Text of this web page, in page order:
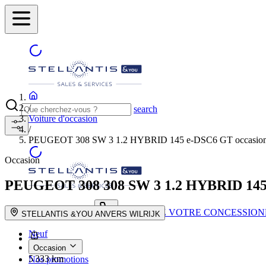
search
search button - icon TROUVEZ VOTRE
Neuf
Occasion
Nos promotions
/
Voiture d'occasion
/
PEUGEOT 308 SW 3 1.2 HYBRID 145 e-DSC6 GT
Occasion
PEUGEOT 308308 SW 3 1.2 HYBRID
STELLANTIS &YOU ANVERS WILRIJK
5 333 km